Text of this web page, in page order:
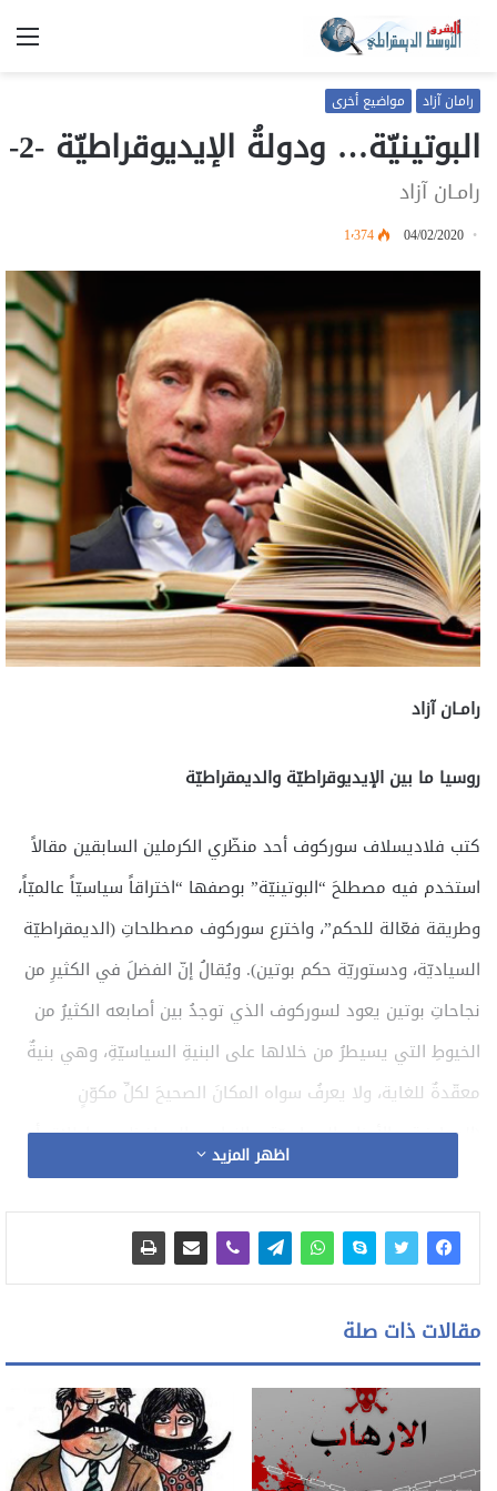
رامان آزاد مواضيع أخرى
البوتينيّة… ودولةُ الإيديوقراطيّة -2-
رامـان آزاد
04/02/2020 1٬374
رامـان آزاد
روسيا ما بين الإيديوقراطيّة والديمقراطيّة
كتب فلاديسلاف سوركوف أحد منظّري الكرملين السابقين مقالاً
استخدم فيه مصطلحَ “البوتينيّة” بوصفها “اختراقاً سياسيّاً عالميّاً،
وطريقة فعّالة للحكم”، واخترع سوركوف مصطلحاتِ (الديمقراطيّة
السياديّة، ودستوريّة حكم بوتين). ويُقالُ إنّ الفضلَ في الكثيرِ من
نجاحاتِ بوتين يعود لسوركوف الذي توجدُ بين أصابعه الكثيرُ من
الخيوطِ التي يسيطرُ من خلالها على البنيةِ السياسيّةِ، وهي بنيةٌ
معقّدةٌ للغاية، ولا يعرفُ سواه المكانَ الصحيحَ لكلِّ مكوّنٍ
(المعارضة، والأحزاب السياسيّة، والنواب، والمحافظون، وإطلاق أو
إنهاء حركاتٍ سياسيّةٍ أو منظماِت المجتمعِ المدنيّ، والكنيسة).
ويصفُ سوركوف البوتينيّة بأنّها “إيديولوجيا فاعلةٌ في الحياةِ
اليوميّةِ، مع كلِّ إبداعاتها الاجتماعيّةِ وأشكالها المثمرة”. ووفق
رؤيته، لا يحتاجُ الروسُ إلى الديمقراطيّةِ على النمطِ الغربيّ، لأنّ
بوتين شيّد نظاماً يفهمُ أبناءَ شعبه (احتياجاتهم، ورغباتهم،
وأغراضهم) على نحوٍ أفضلَ من فهمهم لأنفسهم. على نحو مماثل،
يوافقُ الفيلسوفُ ألكسندر دوغين على أنَّ البوتينيّةَ ناجحةٌ بسببِ
اظهر المزيد
مقالات ذات صلة